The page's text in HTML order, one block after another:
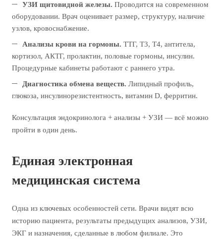
УЗИ щитовидной железы. Проводится на современном
оборудовании. Врач оценивает размер, структуру, наличие
узлов, кровоснабжение.
Анализы крови на гормоны. ТТГ, Т3, Т4, антитела,
кортизол, АКТГ, пролактин, половые гормоны, инсулин.
Процедурные кабинеты работают с раннего утра.
Диагностика обмена веществ. Липидный профиль,
глюкоза, инсулинорезистентность, витамин D, ферритин.
Консультация эндокринолога + анализы + УЗИ — всё можно
пройти в один день.
Единая электронная
медицинская система
Одна из ключевых особенностей сети. Врачи видят всю
историю пациента, результаты предыдущих анализов, УЗИ,
ЭКГ и назначения, сделанные в любом филиале. Это